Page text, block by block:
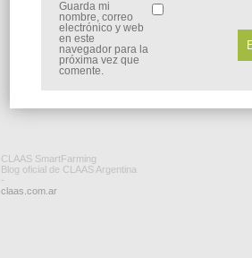
Guarda mi
nombre, correo
electrónico y web
en este
navegador para la
próxima vez que
comente.
CLAAS SmartFarming
Blog oficial de CLAAS Argentina
-
claas.com.ar